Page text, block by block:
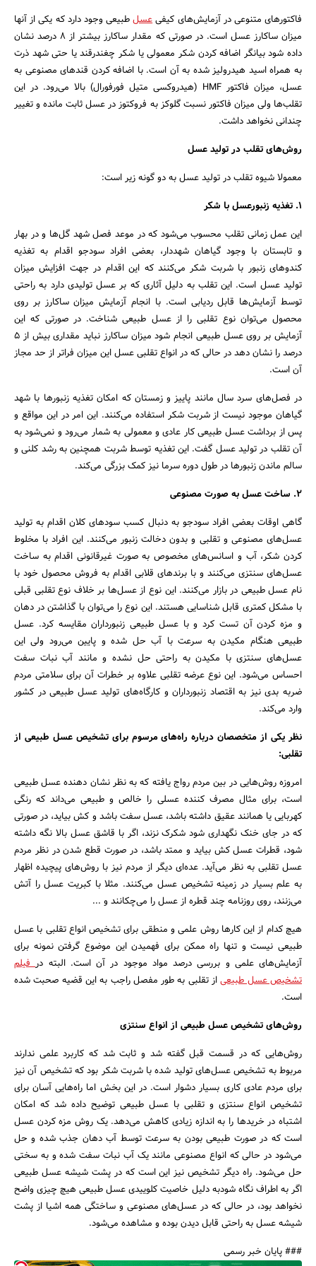
بانک، بیمه و سرمایه
مسکن و ساختمان
جستجو
فاکتورهای متنوعی در آزمایش‌های کیفیعسلطبیعی وجود دارد که یکی از آنها
میزان ساکارز عسل است. در صورتی که مقدار ساکارز بیشتر از 8 درصد نشان
داده شود بیانگر اضافه کردن شکر معمولی یا شکر چغندرقند یا حتی شهد ذرت
به همراه اسید هیدرولیز شده به آن است. با اضافه کردن قندهای مصنوعی به
عسل، میزان فاکتور HMF (هیدروکسی متیل فورفورال) بالا می‌رود. در این
تقلب‌ها ولی میزان فاکتور نسبت گلوکز به فروکتوز در عسل ثابت مانده و تغییر
چندانی نخواهد داشت.
روش‌های تقلب در تولید عسل
معمولا شیوه تقلب در تولید عسل به دو گونه زیر است:
1. تغذیه زنبورعسل با شکر
این عمل زمانی تقلب محسوب می‌شود که در موعد فصل شهد گل‌ها و در بهار
و تابستان با وجود گیاهان شهددار، بعضی افراد سودجو اقدام به تغذیه
کندوهای زنبور با شربت شکر می‌کنند که این اقدام در جهت افزایش میزان
تولید عسل است. این تقلب به دلیل آثاری که بر عسل تولیدی دارد به راحتی
توسط آزمایش‌ها قابل ردیابی است. با انجام آزمایش میزان ساکارز بر روی
محصول می‌توان نوع تقلبی را از عسل طبیعی شناخت. در صورتی که این
آزمایش بر روی عسل طبیعی انجام شود میزان ساکارز نباید مقداری بیش از 5
درصد را نشان دهد در حالی که در انواع تقلبی عسل این میزان فراتر از حد مجاز
آن است.
در فصل‌های سرد سال مانند پاییز و زمستان که امکان تغذیه زنبورها با شهد
گیاهان موجود نیست از شربت شکر استفاده می‌کنند. این امر در این مواقع و
پس از برداشت عسل طبیعی کار عادی و معمولی به شمار می‌رود و نمی‌شود به
آن تقلب در تولید عسل گفت. این تغذیه توسط شربت همچنین به رشد کلنی و
سالم ماندن زنبورها در طول دوره سرما نیز کمک بزرگی می‌کند.
2. ساخت عسل به صورت مصنوعی
گاهی اوقات بعضی افراد سودجو به دنبال کسب سودهای کلان اقدام به تولید
عسل‌های مصنوعی و تقلبی و بدون دخالت زنبور می‌کنند. این افراد با مخلوط
کردن شکر، آب و اسانس‌های مخصوص به صورت غیرقانونی اقدام به ساخت
عسل‌های سنتزی می‌کنند و با برند‌های قلابی اقدام به فروش محصول خود با
نام عسل طبیعی در بازار می‌کنند. این نوع از عسل‌ها بر خلاف نوع تقلبی قبلی
با مشکل کمتری قابل شناسایی هستند. این نوع را می‌توان با گذاشتن در دهان
و مزه کردن آن تست کرد و با عسل طبیعی زنبورداران مقایسه کرد. عسل
طبیعی هنگام مکیدن به سرعت با آب حل شده و پایین می‌رود ولی این
عسل‌های سنتزی با مکیدن به راحتی حل نشده و مانند آب نبات سفت
احساس می‌شود. این نوع عرضه تقلبی علاوه بر خطرات آن برای سلامتی مردم
ضربه بدی نیز به اقتصاد زنبورداران و کارگاه‌های تولید عسل طبیعی در کشور
وارد می‌کند.
نظر یکی از متخصصان درباره راه‌های مرسوم برای تشخیص عسل طبیعی از
تقلبی:
امروزه روش‌هایی در بین مردم رواج یافته که به نظر نشان دهنده عسل طبیعی
است، برای مثال مصرف کننده عسلی را خالص و طبیعی می‌داند که رنگی
کهربایی یا همانند عقیق داشته باشد، عسل سفت باشد و کش بیاید، در صورتی
که در جای خنک نگهداری شود شکرک نزند، اگر با قاشق عسل بالا نگه داشته
شود، قطرات عسل کش بیاید و ممتد باشد، در صورت قطع شدن در نظر مردم
عسل تقلبی به نظر می‌آید. عده‌ای دیگر از مردم نیز با روش‌های پیچیده اظهار
به علم بسیار در زمینه تشخیص عسل می‌کنند. مثلا با کبریت عسل را آتش
می‌زنند، روی روزنامه چند قطره از عسل را می‌چکانند و ...
هیچ کدام از این کارها روش علمی و منطقی برای تشخیص انواع تقلبی با عسل
طبیعی نیست و تنها راه ممکن برای فهمیدن این موضوع گرفتن نمونه برای
آزمایش‌های علمی و بررسی درصد مواد موجود در آن است. البته درفیلم
تشخیص عسل طبیعیاز تقلبی به طور مفصل راجب به این قضیه صحبت شده
است.
روش‌های تشخیص عسل طبیعی از انواع سنتزی
روش‌هایی که در قسمت قبل گفته شد و ثابت شد که کاربرد علمی ندارند
مربوط به تشخیص عسل‌های تولید شده با شربت شکر بود که تشخیص آن نیز
برای مردم عادی کاری بسیار دشوار است. در این بخش اما راه‌هایی آسان برای
تشخیص انواع سنتزی و تقلبی با عسل طبیعی توضیح داده شد که امکان
اشتباه در خریدها را به اندازه زیادی کاهش می‌دهد. یک روش مزه کردن عسل
است که در صورت طبیعی بودن به سرعت توسط آب دهان جذب شده و حل
می‌شود در حالی که انواع مصنوعی مانند یک آب نبات سفت شده و به سختی
حل می‌شود. راه دیگر تشخیص نیز این است که در پشت شیشه عسل طبیعی
اگر به اطراف نگاه شودبه دلیل خاصیت کلوییدی عسل طبیعی هیچ چیزی واضح
نخواهد بود، در حالی که در عسل‌های مصنوعی و ساختگی همه اشیا از پشت
شیشه عسل به راحتی قابل دیدن بوده و مشاهده می‌شود.
### پایان خبر رسمی